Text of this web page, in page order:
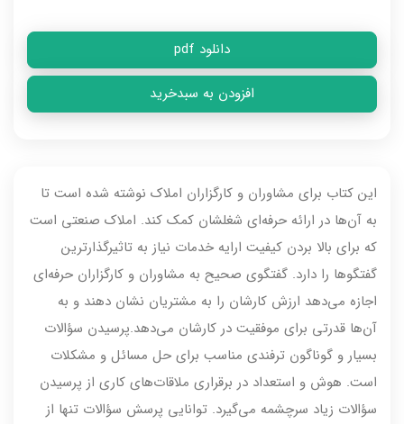
دانلود pdf
افزودن به سبدخرید
این کتاب برای مشاوران و کارگزاران املاک نوشته شده است تا
به آن‌ها در ارائه حرفه‌ای شغلشان کمک کند. املاک صنعتی است
که برای بالا بردن کیفیت ارایه خدمات نیاز به تاثیرگذارترین
گفتگوها را دارد. گفتگوی صحیح به مشاوران و کارگزاران حرفه‌ای
اجازه می‌دهد ارزش کارشان را به مشتریان نشان دهند و به
آن‌ها قدرتی برای موفقیت در کارشان می‌دهد.پرسیدن سؤالات
بسیار و گوناگون ترفندی مناسب برای حل مسائل و مشکلات
است. هوش و استعداد در برقراری ملاقات‌های کاری از پرسیدن
سؤالات زیاد سرچشمه می‌گیرد. توانایی پرسش سؤالات تنها از